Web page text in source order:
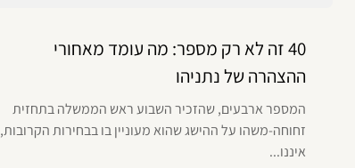
40 זה לא רק מספר: מה עומד מאחורי
ההצהרה של נתניהו
המספר ארבעים, שהזכיר השבוע ראש הממשלה בתחזית
זחוחה-משהו על ההישג שהוא מעוניין בו בבחירות הקרובות,
איננו...